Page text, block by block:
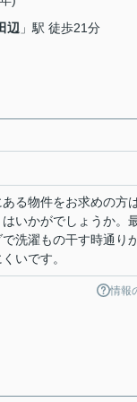
辺 」駅 徒歩21分
る物件をお求めの方
はいかがでしょうか。
洗濯もの干す時通り
いです。
情報